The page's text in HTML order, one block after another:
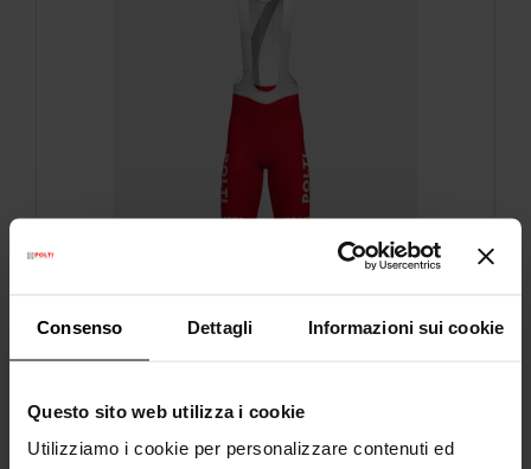
Consenso Dettagli Informazioni sui cookie
Questo sito web utilizza i cookie
Utilizziamo i cookie per personalizzare contenuti ed
Culotte Team Polti Kometa
Design minimalista con cuciture minime
Batteriostatica e antiodore